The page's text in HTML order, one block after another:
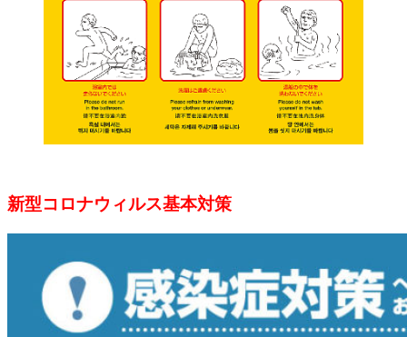
新型コロナウィルス基本対策